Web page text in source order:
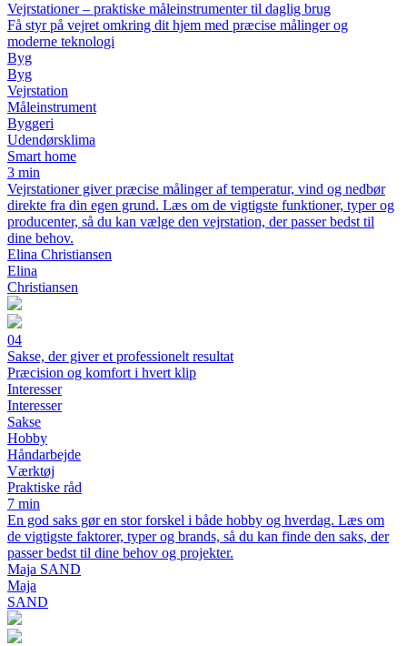
Vejrstationer – praktiske måleinstrumenter til daglig brug
Få styr på vejret omkring dit hjem med præcise målinger og
moderne teknologi
Byg
Byg
Vejrstation
Måleinstrument
Byggeri
Udendørsklima
Smart home
3 min
Vejrstationer giver præcise målinger af temperatur, vind og nedbør
direkte fra din egen grund. Læs om de vigtigste funktioner, typer og
producenter, så du kan vælge den vejrstation, der passer bedst til
dine behov.
Elina Christiansen
Elina
Christiansen
04
Sakse, der giver et professionelt resultat
Præcision og komfort i hvert klip
Interesser
Interesser
Sakse
Hobby
Håndarbejde
Værktøj
Praktiske råd
7 min
En god saks gør en stor forskel i både hobby og hverdag. Læs om
de vigtigste faktorer, typer og brands, så du kan finde den saks, der
passer bedst til dine behov og projekter.
Maja SAND
Maja
SAND